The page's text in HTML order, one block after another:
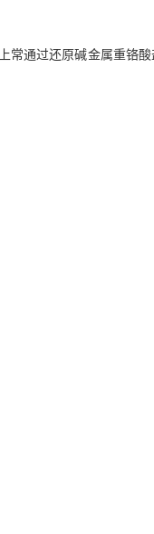
常通过还原碱金属重铬